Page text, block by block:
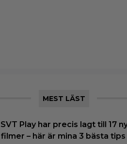
MEST LÄST
SVT Play har precis lagt till 17
filmer – här är mina 3 bästa tips